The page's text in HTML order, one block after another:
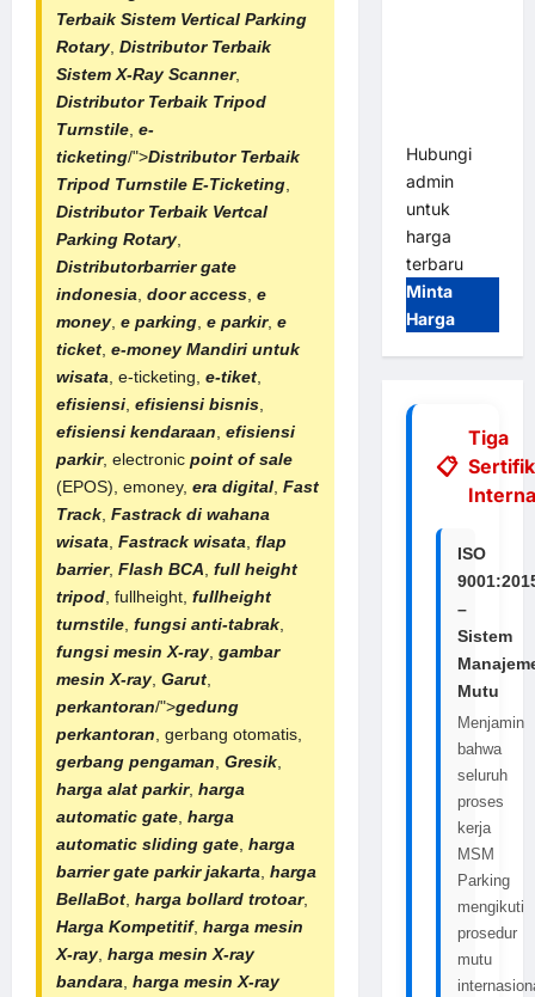
Terbaik Sistem Vertical Parking
Rotary Distributor Terbaik
Sistem X-Ray Scanner,
Distributor Terbaik Tripod
Turnstile e-
ticketing/">Distributor Terbaik
Tripod Turnstile E-Ticketing
Distributor Terbaik Vertcal
Parking Rotary
Distributorbarrier gate
indonesia door access e
money e parking e parkir, e
ticket e-money Mandiri untuk
wisata , e-ticketing, e-tiket
efisiensi efisiensi bisnis
efisiensi kendaraan efisiensi
parkir, electronic point of sale
(EPOS), emoney, era digital Fast
Track Fastrack di wahana
wisata Fastrack wisata flap
barrier, Flash BCA full height
tripod , fullheight, fullheight
turnstile fungsi anti-tabrak
fungsi mesin X-ray gambar
mesin X-ray Garut
perkantoran/">gedung
perkantoran , gerbang otomatis,
gerbang pengaman Gresik
harga alat parkir, harga
automatic gate harga
automatic sliding gate harga
barrier gate parkir jakarta harga
BellaBot harga bollard trotoar,
Harga Kompetitif, harga mesin
X-ray harga mesin X-ray
bandara harga mesin X-ray
Hubungi
admin
untuk
harga
terbaru
Minta
Harga
Tiga
ISO
–
Sistem
Mutu
Menjamin
bahwa
seluruh
proses
kerja
MSM
Parking
mengikuti
prosedur
mutu